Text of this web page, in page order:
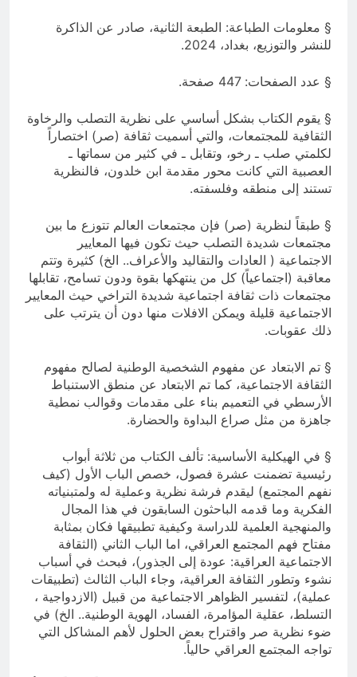
§ معلومات الطباعة: الطبعة الثانية، صادر عن الذاكرة
للنشر والتوزيع، بغداد، 2024.
§ عدد الصفحات: 447 صفحة.
§ يقوم الكتاب بشكل أساسي على نظرية التصلب والرخاوة
الثقافية للمجتمعات، والتي أسميت ثقافة (صر) اختصاراً
لكلمتي صلب ـ رخو، وتقابل ـ في كثير من سماتها ـ
العصبية التي كانت محور مقدمة ابن خلدون، فالنظرية
تستند إلى منطقه وفلسفته.
§ طبقاً لنظرية (صر) فإن مجتمعات العالم تتوزع ما بين
مجتمعات شديدة التصلب حيث تكون فيها المعايير
الاجتماعية ( العادات والتقاليد والأعراف.. الخ) كثيرة وتتم
معاقبة (اجتماعياً) كل من ينتهكها بقوة ودون تسامح، تقابلها
مجتمعات ذات ثقافة اجتماعية شديدة التراخي حيث المعايير
الاجتماعية قليلة ويمكن الافلات منها دون أن يترتب على
ذلك عقوبات.
§ تم الابتعاد عن مفهوم الشخصية الوطنية لصالح مفهوم
الثقافة الاجتماعية، كما تم الابتعاد عن منطق الاستنباط
الأرسطي في التعميم بناء على مقدمات وقوالب نمطية
جاهزة من مثل صراع البداوة والحضارة.
§ في الهيكلية الأساسية: تألف الكتاب من ثلاثة أبواب
رئيسية تضمنت عشرة فصول، خصص الباب الأول (كيف
نفهم المجتمع) ليقدم فرشة نظرية وعملية له ولمتبنياته
الفكرية وما قدمه الباحثون السابقون في هذا المجال
والمنهجية العلمية للدراسة وكيفية تطبيقها فكان بمثابة
مفتاح فهم المجتمع العراقي، اما الباب الثاني (الثقافة
الاجتماعية العراقية: عودة إلى الجذور)، فبحث في أسباب
نشوء وتطور الثقافة العراقية، وجاء الباب الثالث (تطبيقات
عملية)، لتفسير الظواهر الاجتماعية من قبيل (الازدواجية ،
التسلط، عقلية المؤامرة، الفساد، الهوية الوطنية.. الخ) في
ضوء نظرية صر واقتراح بعض الحلول لأهم المشاكل التي
تواجه المجتمع العراقي حالياً.